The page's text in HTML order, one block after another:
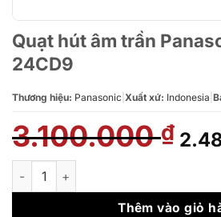
Quạt hút âm trần
24CD9
Thương hiệu: Panasonic Xuất xứ: Indonesia
3.100.000₫ Giá
gốc
Quạt hút âm trần Panasonic FV-
Thêm vào giỏ